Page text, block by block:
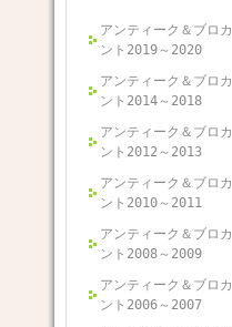
アンティーク＆ブロカ
ント2019～2020
アンティーク＆ブロカ
ント2014～2018
アンティーク＆ブロカ
ント2012～2013
アンティーク＆ブロカ
ント2010～2011
アンティーク＆ブロカ
ント2008～2009
アンティーク＆ブロカ
ント2006～2007